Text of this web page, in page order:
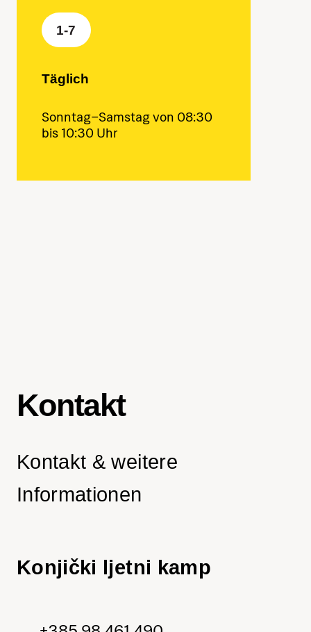
1-7
Täglich
Sonntag–Samstag von 08:30
bis 10:30 Uhr
Kontakt
Kontakt & weitere
Informationen
Konjički ljetni kamp